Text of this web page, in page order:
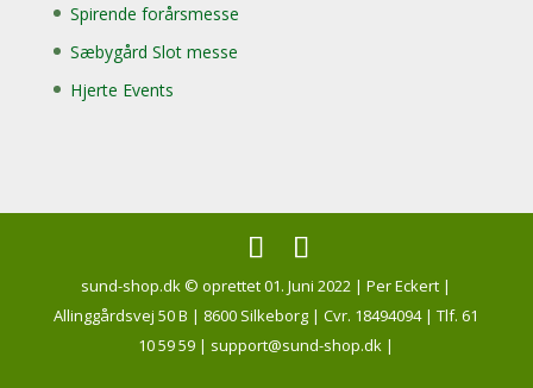
Spirende forårsmesse
Sæbygård Slot messe
Hjerte Events
sund-shop.dk © oprettet 01. Juni 2022 | Per Eckert |
Allinggårdsvej 50 B | 8600 Silkeborg | Cvr. 18494094 | Tlf. 61
10 59 59 | support@sund-shop.dk |